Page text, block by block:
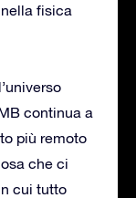
fisica
continua a
più remoto
che ci
cui tutto